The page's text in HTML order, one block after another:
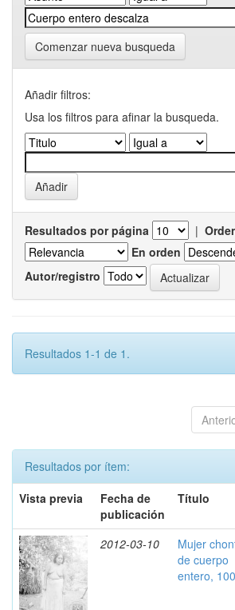
Comenzar nueva busqueda
Añadir filtros:
Usa los filtros para afinar la busqueda.
Resultados por página |
En orden
Autor/registro
Resultados 1-1 de 1.
Resultados por ítem:
Vista previa
Fecha de
publicación
Título
2012-03-10
Mujer
de cuerpo
entero,